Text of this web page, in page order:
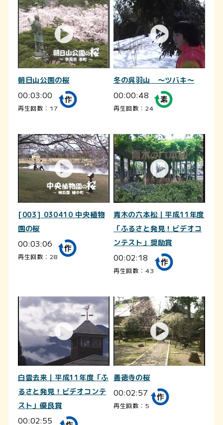
朝日山公園の桜
00:03:00
再生回数：17
冬の呉羽山 ～ツバキ～
00:00:48
再生回数：24
[003] 030410 中央植物
園の桜
00:03:06
再生回数：28
青木の六本松｜平成11年度
「ふるさと発見！ビデオコ
ンテスト」奨励賞
00:02:18
再生回数：43
白雲去来｜平成11年度「ふ
るさと発見！ビデオコンテ
スト」優良賞
00:02:55
善徳寺の桜
00:02:57
再生回数：5